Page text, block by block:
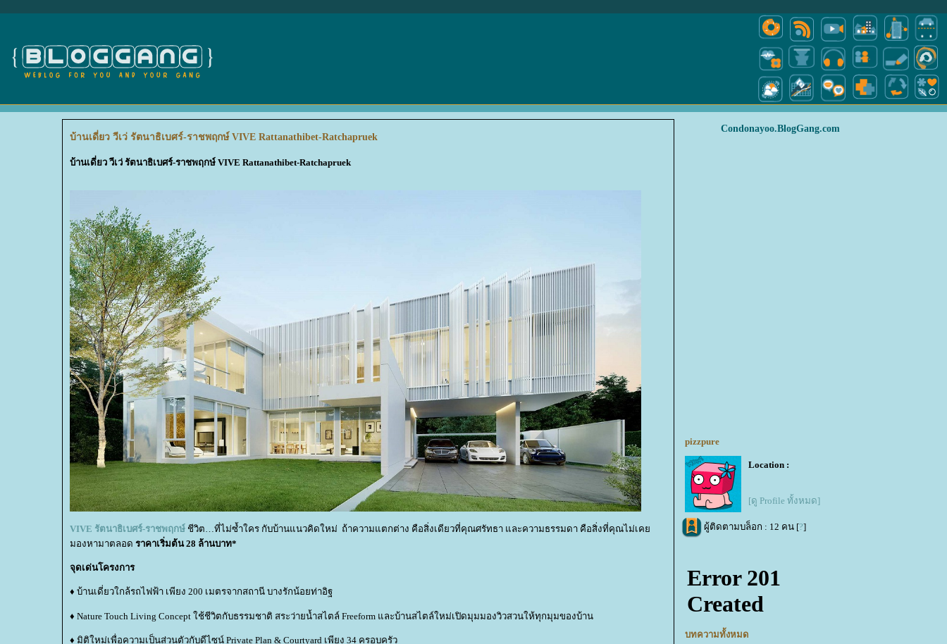
บ้านเดี่ยว วีเว่ รัตนาธิเบศร์-ราชพฤกษ์ VIVE Rattanathibet-Ratchapruek
บ้านเดี่ยว วีเว่ รัตนาธิเบศร์-ราชพฤกษ์ VIVE Rattanathibet-Ratchapruek
VIVE รัตนาธิเบศร์-ราชพฤกษ์ ชีวิต…ที่ไม่ซ้ำใคร กับบ้านแนวคิดใหม่ ถ้าความแตกต่าง คือสิ่งเดียวที่คุณศรัทธา และความธรรมดา คือสิ่งที่คุณไม่เค
มองหามาตลอด ราคาเริ่มต้น 28 ล้านบาท*
จุดเด่นโครงการ
♦ บ้านเดี่ยวใกล้รถไฟฟ้า เพียง 200 เมตรจากสถานี บางรักน้อยท่าอิฐ
♦ Nature Touch Living Concept ใช้ชีวิตกับธรรมชาติ สระว่ายน้ำสไตล์ Freeform และบ้านสไตล์ใหม่เปิดมุมมองวิวสวนให้ทุกมุมของบ้าน
♦ มิติใหม่เพื่อความเป็นส่วนตัวกับดีไซน์ Private Plan & Courtyard เพียง 34 ครอบครัว
Condonayoo.BlogGang.com
pizzpure
Location :
[ดู Profile ทั้งหมด]
ผู้ติดตามบล็อก : 12 คน [?]
บทความทั้งหมด